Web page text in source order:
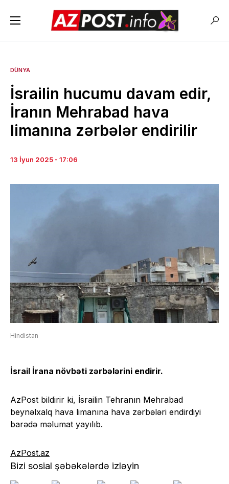
DÜNYA
İsrailin hucumu davam edir,
İranın Mehrabad hava
limanına zərbələr endirilir
13 İyun 2025 - 17:06
Hindistan
İsrail İrana növbəti zərbələrini endirir.
AzPost bildirir ki, İsrailin Tehranın Mehrabad
beynəlxalq hava limanına hava zərbələri endirdiyi
barədə məlumat yayılıb.
AzPost.az
Bizi sosial şəbəkələrdə izləyin